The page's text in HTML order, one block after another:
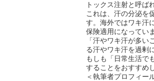
トックス注射と呼ば
これは、汗の分泌を
す。海外ではワキ汗
保険適用になってい
「汗やワキ汗が多
る汗やワキ汗を過剰
もしも「日常生活で
することをおすすめ
＜執筆者プロフィー